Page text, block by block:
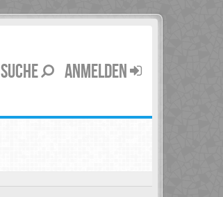
SUCHE ANMELDEN